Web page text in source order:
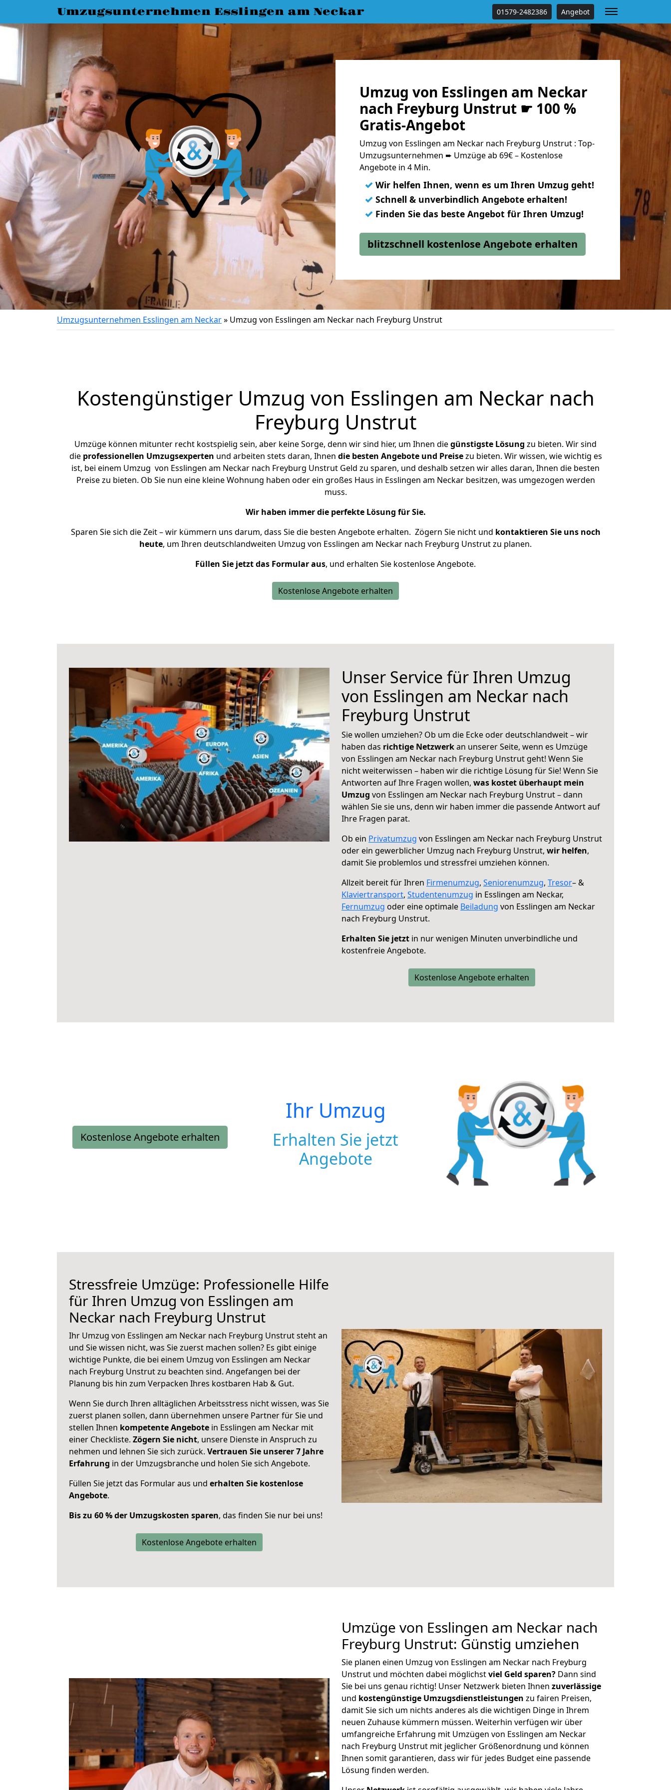
Umzugsunternehmen Esslingen am Neckar 01579-2482386 Angebot
Umzug von Esslingen am Neckar
nach Freyburg Unstrut ☛ 100 %
Gratis-Angebot
Umzug von Esslingen am Neckar nach Freyburg Unstrut : Top-
Umzugsunternehmen ➨ Umzüge ab 69€ – Kostenlose
Angebote in 4 Min.
✓ Wir helfen Ihnen, wenn es um Ihren Umzug geht!
✓ Schnell & unverbindlich Angebote erhalten!
✓ Finden Sie das beste Angebot für Ihren Umzug!
blitzschnell kostenlose Angebote erhalten
Umzugsunternehmen Esslingen am Neckar» Umzug von Esslingen am Neckar nach Freyburg Unstrut
Kostengünstiger Umzug von Esslingen am Neckar nach
Freyburg Unstrut
Umzüge können mitunter recht kostspielig sein, aber keine Sorge, denn wir sind hier, um Ihnen diegünstigste Lösung zu bieten. Wir sind
die professionellen Umzugsexperten und arbeiten stets daran, Ihnen die besten Angebote und Preisezu bieten. Wir wissen, wie wichtig es
ist, bei einem Umzug von Esslingen am Neckar nach Freyburg Unstrut Geld zu sparen, und deshalb setzen wir alles daran, Ihnen die besten
Preise zu bieten. Ob Sie nun eine kleine Wohnung haben oder ein großes Haus in Esslingen am Neckar besitzen, was umgezogen werden
muss.
Wir haben immer die perfekte Lösung für Sie.
Sparen Sie sich die Zeit – wir kümmern uns darum, dass Sie die besten Angebote erhalten. Zögern Sie nicht und kontaktieren Sie uns noch
heute, um Ihren deutschlandweiten Umzug von Esslingen am Neckar nach Freyburg Unstrut zu planen.
Füllen Sie jetzt das Formular aus, und erhalten Sie kostenlose Angebote.
Kostenlose Angebote erhalten
Unser Service für Ihren Umzug
von Esslingen am Neckar nach
Freyburg Unstrut
Sie wollen umziehen? Ob um die Ecke oder deutschlandweit – wir
haben das richtige Netzwerkan unserer Seite, wenn es Umzüge
von Esslingen am Neckar nach Freyburg Unstrut geht! Wenn Sie
nicht weiterwissen – haben wir die richtige Lösung für Sie! Wenn Sie
Antworten auf Ihre Fragen wollen, was kostet überhaupt mein
Umzug von Esslingen am Neckar nach Freyburg Unstrut – dann
wählen Sie sie uns, denn wir haben immer die passende Antwort auf
Ihre Fragen parat.
Ob ein Privatumzug von Esslingen am Neckar nach Freyburg Unstrut
oder ein gewerblicher Umzug nach Freyburg Unstrut, wir helfen,
damit Sie problemlos und stressfrei umziehen können.
Allzeit bereit für Ihren Firmenumzug, Seniorenumzug, Tresor– &
Klaviertransport, Studentenumzug in Esslingen am Neckar,
Fernumzug oder eine optimale Beiladung von Esslingen am Neckar
nach Freyburg Unstrut.
Erhalten Sie jetzt in nur wenigen Minuten unverbindliche und
kostenfreie Angebote.
Kostenlose Angebote erhalten
Kostenlose Angebote erhalten
Ihr Umzug
Erhalten Sie jetzt
Angebote
Stressfreie Umzüge: Professionelle Hilfe
für Ihren Umzug von Esslingen am
Neckar nach Freyburg Unstrut
Ihr Umzug von Esslingen am Neckar nach Freyburg Unstrut steht an
und Sie wissen nicht, was Sie zuerst machen sollen? Es gibt einige
wichtige Punkte, die bei einem Umzug von Esslingen am Neckar
nach Freyburg Unstrut zu beachten sind. Angefangen bei der
Planung bis hin zum Verpacken Ihres kostbaren Hab & Gut.
Wenn Sie durch Ihren alltäglichen Arbeitsstress nicht wissen, was Sie
zuerst planen sollen, dann übernehmen unsere Partner für Sie und
stellen Ihnen kompetente Angebote in Esslingen am Neckar mit
einer Checkliste. Zögern Sie nicht, unsere Dienste in Anspruch zu
nehmen und lehnen Sie sich zurück. Vertrauen Sie unserer 7 Jahre
Erfahrung in der Umzugsbranche und holen Sie sich Angebote.
Füllen Sie jetzt das Formular aus und erhalten Sie kostenlose
Angebote.
Bis zu 60 % der Umzugskosten sparen, das finden Sie nur bei uns!
Kostenlose Angebote erhalten
Umzüge von Esslingen am Neckar nach
Freyburg Unstrut: Günstig umziehen
Sie planen einen Umzug von Esslingen am Neckar nach Freyburg
Unstrut und möchten dabei möglichstviel Geld sparen? Dann sind
Sie bei uns genau richtig! Unser Netzwerk bieten Ihnen zuverlässige
und kostengünstige Umzugsdienstleistungen zu fairen Preisen,
damit Sie sich um nichts anderes als die wichtigen Dinge in Ihrem
neuen Zuhause kümmern müssen. Weiterhin verfügen wir über
umfangreiche Erfahrung mit Umzügen von Esslingen am Neckar
nach Freyburg Unstrut mit jeglicher Größenordnung und können
Ihnen somit garantieren, dass wir für jedes Budget eine passende
Lösung finden werden.